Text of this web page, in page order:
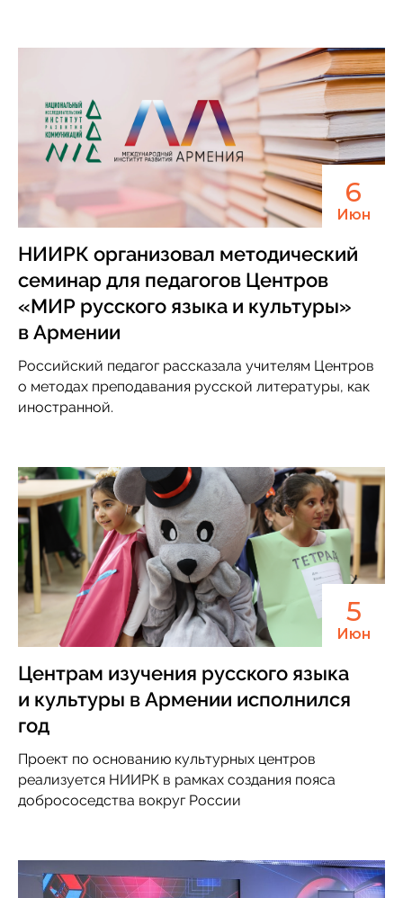
6
Июн
НИИРК организовал методический
семинар для педагогов Центров
«МИР русского языка и культуры»
в Армении
Российский педагог рассказала учителям Центров
о методах преподавания русской литературы, как
иностранной.
5
Июн
Центрам изучения русского языка
и культуры в Армении исполнился
год
Проект по основанию культурных центров
реализуется НИИРК в рамках создания пояса
добрососедства вокруг России